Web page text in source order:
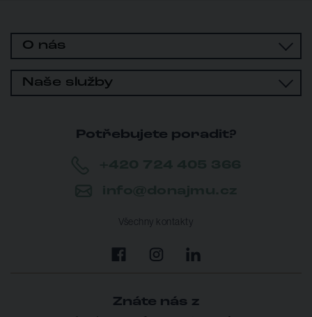
O nás
Naše služby
Potřebujete poradit?
Všechny kontakty
Znáte nás z